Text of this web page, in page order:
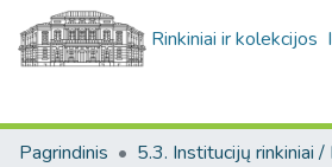
Rinkiniai ir kolekcijos
Pagrindinis